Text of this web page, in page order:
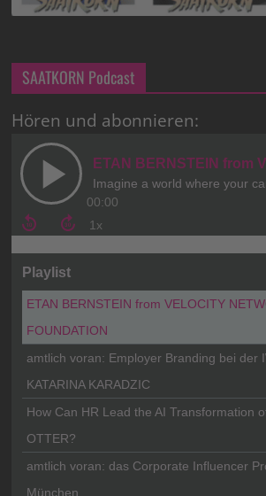
SAATKORN Podcast
Hören und abonnieren: